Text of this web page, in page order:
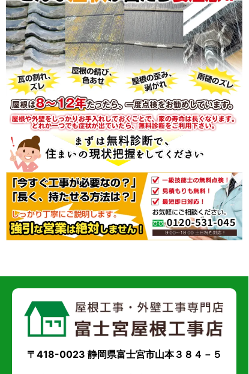
〒418-0023 静岡県富士宮市山本３８４－５